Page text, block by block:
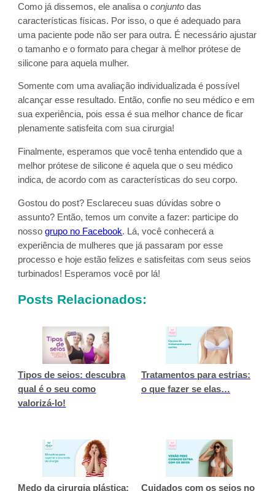
Como já dissemos, ele analisa oconjunto das
características físicas. Por isso, o que é adequado para
uma paciente pode não ser para outra. É necessário ajustar
o tamanho e o formato para chegar à melhor prótese de
silicone para aquela mulher.
Somente com uma avaliação individualizada é possível
alcançar esse resultado. Então, confie no seu médico e em
sua experiência, pois essa é sua melhor chance de ficar
plenamente satisfeita com sua cirurgia!
Finalmente, esperamos que você tenha entendido que a
melhor prótese de silicone é aquela que o seu médico
indica, de acordo com as características do seu corpo.
Gostou do post? Esclareceu suas dúvidas sobre o
assunto? Então, temos um convite a fazer: participe do
nossogrupo no Facebook. Lá, você conhecerá a
experiência de mulheres que já passaram por esse
processo e hoje estão felizes e satisfeitas com seus seios
turbinados! Esperamos você por lá!
Posts Relacionados:
Tipos de seios: descubra
qual é o seu como
valorizá-lo!
Tratamentos para estrias:
o que fazer se elas…
Medo da cirurgia plástica: Cuidados com os seios no